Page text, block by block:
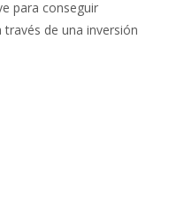
para conseguir
de una inversión